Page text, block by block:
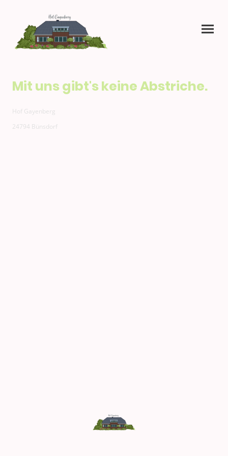
Mit uns gibt's keine Abstriche.
Hof Gayenberg
24794 Bünsdorf